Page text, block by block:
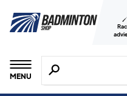
MENU
Zoeken naar